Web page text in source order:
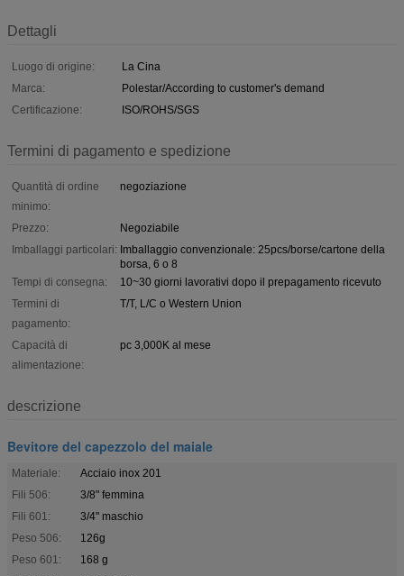
Dettagli
Luogo di origine:
La Cina
Marca:
Polestar/According to customer's demand
Certificazione:
ISO/ROHS/SGS
Termini di pagamento e spedizione
Quantità di ordine
minimo:
negoziazione
Prezzo:
Negoziabile
Imballaggi particolari: Imballaggio convenzionale: 25pcs/borse/cartone della
borsa, 6 o 8
Tempi di consegna:
10~30 giorni lavorativi dopo il prepagamento ricevuto
Termini di
pagamento:
T/T, L/C o Western Union
Capacità di
alimentazione:
pc 3,000K al mese
descrizione
Bevitore del capezzolo del maiale
Materiale:
Acciaio inox 201
Fili 506:
3/8" femmina
Fili 601:
3/4" maschio
Peso 506:
126g
Peso 601:
168 g